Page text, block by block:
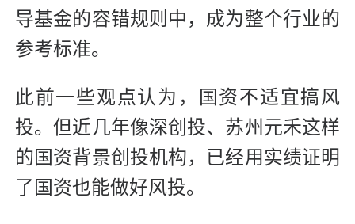
导基金的容错规则中，成为整个行业的
参考标准。
此前一些观点认为，国资不适宜搞风
投。但近几年像深创投、苏州元禾这样
的国资背景创投机构，已经用实绩证明
了国资也能做好风投。